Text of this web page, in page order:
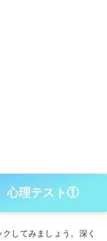
心理テスト①
してみましょう。深く